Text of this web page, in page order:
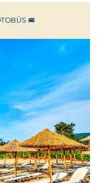
🚐